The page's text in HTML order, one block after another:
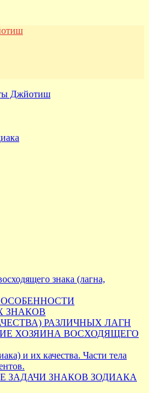
Джйотиш
знака (лагна,
ЗНАКОВ
РАЗЛИЧНЫХ ЛАГН
ХОЗЯИНА ВОСХОДЯЩЕГО
и их качества. Части тела
ЗАДАЧИ ЗНАКОВ ЗОДИАКА